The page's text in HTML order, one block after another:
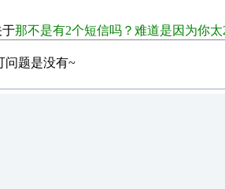
于那不是有2个短信吗？难道是因为你太
问题是没有~